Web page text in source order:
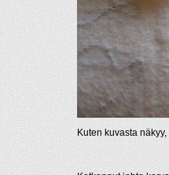
Kuten kuvasta